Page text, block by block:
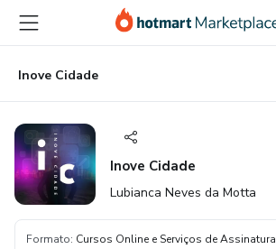
para
conteúdo
principal
para
pagamento
para
rodapé
Inove Cidade
Inove Cidade
Lubianca Neves da Motta
Formato: Cursos Online e Serviços de Assinatura